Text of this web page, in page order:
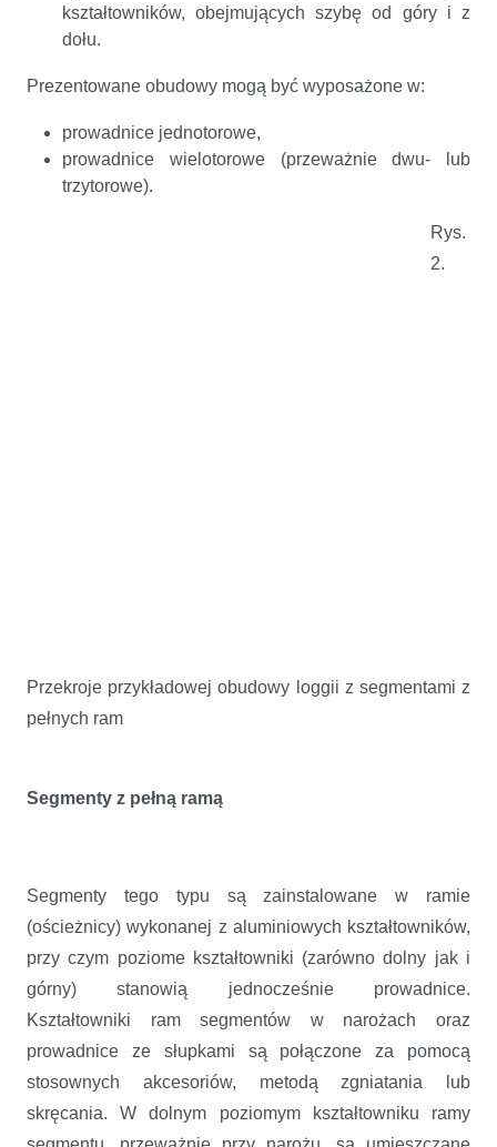
kształtowników, obejmujących szybę od góry i z
dołu.
Prezentowane obudowy mogą być wyposażone w:
prowadnice jednotorowe,
prowadnice wielotorowe (przeważnie dwu- lub
trzytorowe).
Rys.
2.
Przekroje przykładowej obudowy loggii z segmentami z
pełnych ram
Segmenty z pełną ramą
Segmenty tego typu są zainstalowane w ramie
(ościeżnicy) wykonanej z aluminiowych kształtowników,
przy czym poziome kształtowniki (zarówno dolny jak i
górny) stanowią jednocześnie prowadnice.
Kształtowniki ram segmentów w narożach oraz
prowadnice ze słupkami są połączone za pomocą
stosownych akcesoriów, metodą zgniatania lub
skręcania. W dolnym poziomym kształtowniku ramy